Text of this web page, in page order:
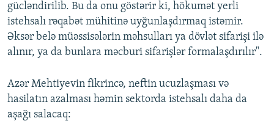
gücləndirilib. Bu da onu göstərir ki, hökumət yerli
istehsalı rəqabət mühitinə uyğunlaşdırmaq istəmir.
Əksər belə müəssisələrin məhsulları ya dövlət sifarişi ilə
alınır, ya da bunlara məcburi sifarişlər formalaşdırılır".
Azər Mehtiyevin fikrincə, neftin ucuzlaşması və
hasilatın azalması həmin sektorda istehsalı daha da
aşağı salacaq: